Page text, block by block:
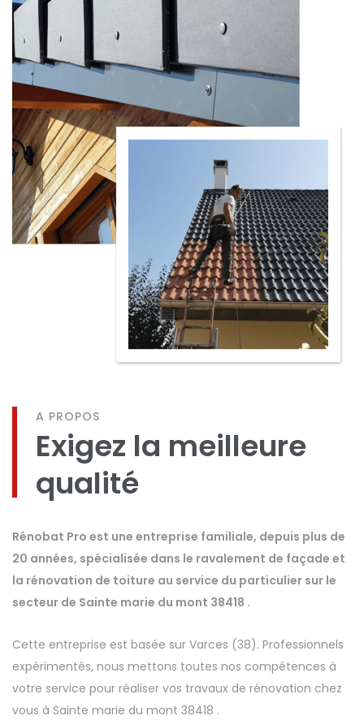
A PROPOS
Exigez la meilleure
qualité
Rénobat Pro est une entreprise familiale, depuis plus de
20 années, spécialisée dans le ravalement de façade et
la rénovation de toiture au service du particulier sur le
secteur de Sainte marie du mont 38418 .
Cette entreprise est basée sur Varces (38). Professionnels
expérimentés, nous mettons toutes nos compétences à
votre service pour réaliser vos travaux de rénovation chez
vous à Sainte marie du mont 38418 .